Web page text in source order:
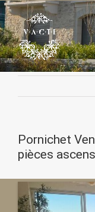
Passer
au
contenu
Pornichet
pièces